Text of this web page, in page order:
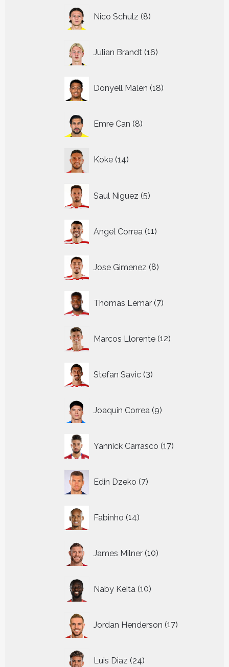
Nico Schulz 8
producten
Julian Brandt 16
producten
Donyell Malen 18
producten
Emre Can 8
producten
Koke 14
producten
Saul Niguez 5
producten
Angel Correa 11
producten
Jose Gimenez 8
producten
Thomas Lemar 7
producten
Marcos Llorente 12
producten
Stefan Savic 3
producten
Joaquin Correa 9
producten
Yannick Carrasco 17
producten
Edin Dzeko 7
producten
Fabinho 14
producten
James Milner 10
producten
Naby Keita 10
producten
Jordan Henderson 17
producten
Luis Diaz 24